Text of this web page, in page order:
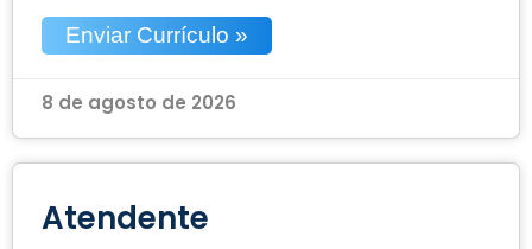
Enviar Currículo »
8 de agosto de 2026
Atendente